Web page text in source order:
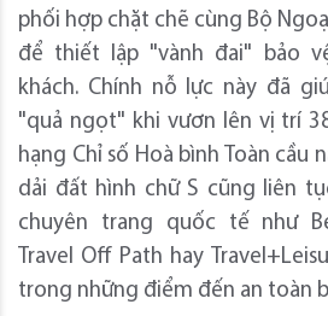
phối hợp chặt chẽ cùng Bộ
để thiết lập "vành đai" bảo
khách. Chính nỗ lực này đã
"quả ngọt" khi vươn lên vị trí
hạng Chỉ số Hoà bình Toàn cầu
dải đất hình chữ S cũng liên
chuyên trang quốc tế như
Travel Off Path hay
trong những điểm đến an toàn